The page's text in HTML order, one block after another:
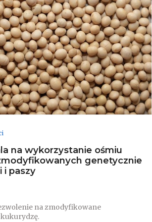
na wykorzystanie ośmiu
genetycznie
i paszy
na zmodyfikowane